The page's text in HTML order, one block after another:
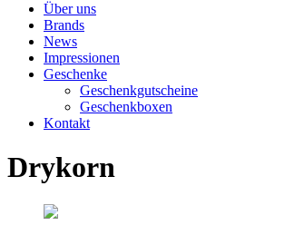
Über uns
Brands
News
Impressionen
Geschenke
Geschenkgutscheine
Geschenkboxen
Kontakt
Drykorn